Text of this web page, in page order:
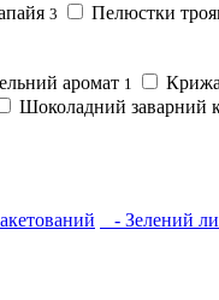
3 Пелюстки
аромат 1
Шоколадний заварний
- Зелений